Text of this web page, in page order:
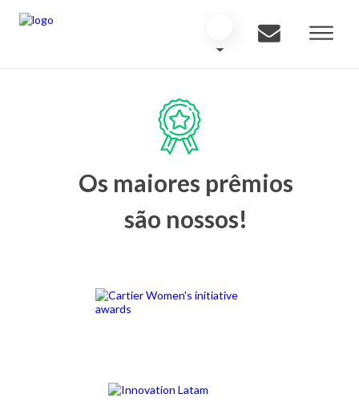
Os maiores prêmios
são nossos!